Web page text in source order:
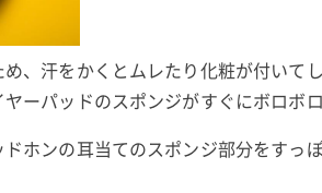
、汗をかくとムレたり化粧が付いて
ーパッドのスポンジがすぐにボロボ
ホンの耳当てのスポンジ部分をすっ